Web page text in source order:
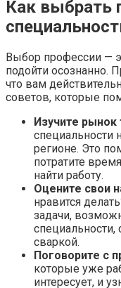
Как выбрать
Выбор профессии —
подойти осознанно.
что вам
советов, которые
Изучите рынок
регионе. Это
потратите
найти работу.
Оцените свои
нравится
задачи,
специальности,
сваркой.
Поговорите с
которые уже
интересует, и